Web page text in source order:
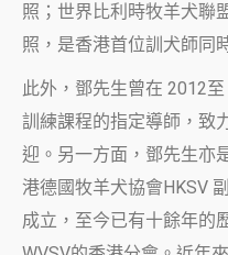
照；世界比利時牧羊犬聯
照，是香港首位訓犬師同
此外，鄧先生曾在 2012至
訓練課程的指定導師，致
迎。另一方面，鄧先生亦
港德國牧羊犬協會HKSV
成立，至今已有十餘年的